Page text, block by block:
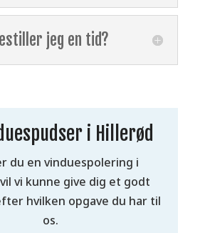
jeg en tid?
i Hillerød
du en vinduespolering i
vi kunne give dig et godt
hvilken opgave du har til
os.